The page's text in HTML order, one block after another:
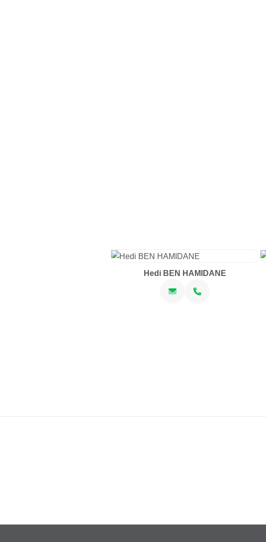
Hedi BEN HAMIDANE